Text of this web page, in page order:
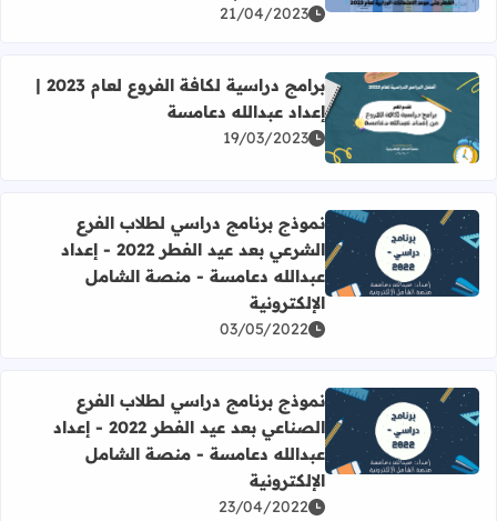
21/04/2023
اقرأ المزيد عن برامج دراسية لكافة الفروع لعام 2023 | إعداد عبدالله دعامسة
برامج دراسية لكافة الفروع لعام 2023 |
إعداد عبدالله دعامسة
19/03/2023
اقرأ المزيد عن نموذج برنامج دراسي لطلاب الفرع الشرعي بعد عيد الفطر 2022 - إعداد عبدالله دعامسة -
نموذج برنامج دراسي لطلاب الفرع
الشرعي بعد عيد الفطر 2022 - إعداد
عبدالله دعامسة - منصة الشامل
الإلكترونية
03/05/2022
اقرأ المزيد عن نموذج برنامج دراسي لطلاب الفرع الصناعي بعد عيد الفطر 2022 - إعداد عبدالله دعامسة -
نموذج برنامج دراسي لطلاب الفرع
الصناعي بعد عيد الفطر 2022 - إعداد
عبدالله دعامسة - منصة الشامل
الإلكترونية
23/04/2022